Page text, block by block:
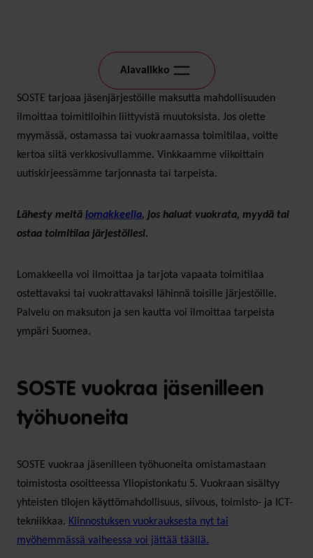
Alavalikko
SOSTE tarjoaa jäsenjärjestöille maksutta mahdollisuuden
ilmoittaa toimitiloihin liittyvistä muutoksista. Jos olette
myymässä, ostamassa tai vuokraamassa toimitilaa, voitte
kertoa siitä verkkosivullamme. Vinkkaamme viikoittain
uutiskirjeessämme tarjonnasta tai tarpeista.
Lähesty meitä lomakkeella, jos haluat vuokrata, myydä tai
ostaa toimitilaa järjestöllesi.
Lomakkeella voi ilmoittaa ja tarjota vapaata toimitilaa
ostettavaksi tai vuokrattavaksi lähinnä toisille järjestöille.
Palvelu on maksuton ja sen kautta voi ilmoittaa tarpeista
ympäri Suomea.
SOSTE vuokraa jäsenilleen
työhuoneita
SOSTE vuokraa jäsenilleen työhuoneita omistamastaan
toimistosta osoitteessa Yliopistonkatu 5. Vuokraan sisältyy
yhteisten tilojen käyttömahdollisuus, siivous, toimisto- ja ICT-
tekniikkaa. Kiinnostuksen vuokrauksesta nyt tai
myöhemmässä vaiheessa voi jättää täällä.